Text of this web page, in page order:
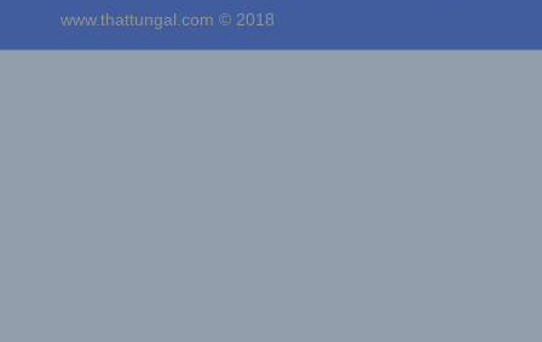
www.thattungal.com © 2018